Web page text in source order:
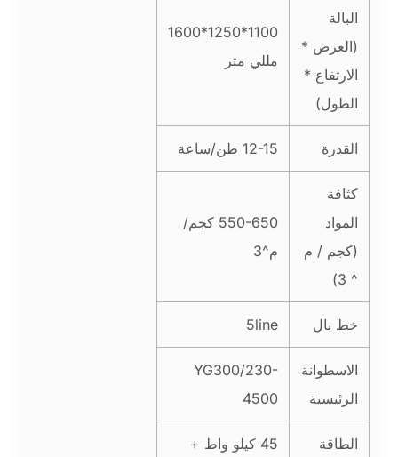
البالة
(العرض *
الارتفاع *
الطول)
1100*1250*1600
مللي متر
القدرة 12-15 طن/ساعة
كثافة
المواد
(كجم / م
^ 3)
550-650 كجم/
م^3
خط بال 5line
الاسطوانة
الرئيسية
YG300/230-
4500
الطاقة
45 كيلو واط +